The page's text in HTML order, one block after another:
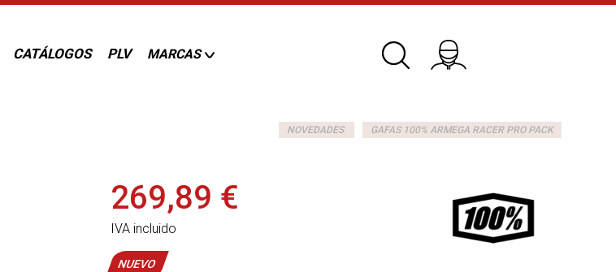
CATÁLOGOS PLV MARCAS
NOVEDADES GAFAS 100% ARMEGA RACER PRO PACK
269,89 €
IVA incluido
NUEVO